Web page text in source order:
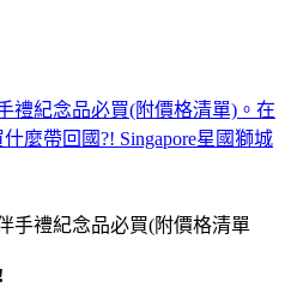
禮紀念品必買(附價格清單)。在
麼帶回國?! Singapore星國獅城